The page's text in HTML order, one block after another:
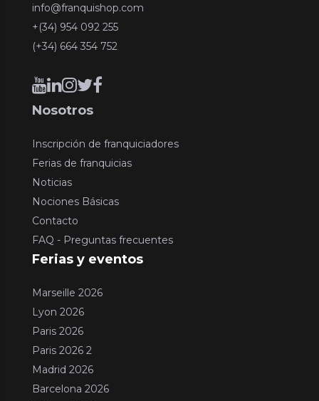
info@franquishop.com
+(34) 954 092 255
(+34) 664 354 752
Nosotros
Inscripción de franquiciadores
Ferias de franquicias
Noticias
Nociones Básicas
Contacto
FAQ - Preguntas frecuentes
Ferias y eventos
Marseille 2026
Lyon 2026
Paris 2026
Paris 2026 2
Madrid 2026
Barcelona 2026